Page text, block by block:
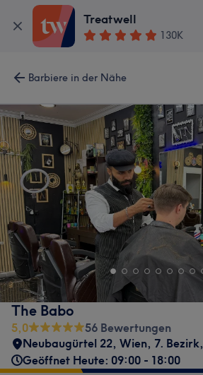
Treatwell
130K
Barbiere in der Nähe
The Babo
5,0
56 Bewertungen
Neubaugürtel 22, Wien, 7. Bezirk,
Geöffnet Heute: 09:00 - 18:00